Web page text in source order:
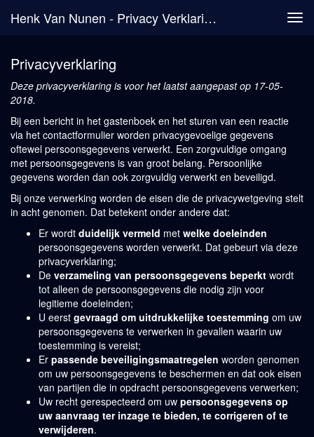
Henk Van Nunen - Privacy Verklaring
Privacyverklaring
Deze privacyverklaring is voor het laatst aangepast op 17-05-
2018.
Bij een bericht in het gastenboek en het sturen van een reactie
via het contactformulier worden privacygevoelige gegevens
oftewel persoonsgegevens verwerkt. Een zorgvuldige omgang
met persoonsgegevens is van groot belang. Persoonlijke
gegevens worden dan ook zorgvuldig verwerkt en beveiligd.
Bij onze verwerking worden de eisen die de privacywetgeving stelt
in acht genomen. Dat betekent onder andere dat:
Er wordt duidelijk vermeld met welke doeleinden
persoonsgegevens worden verwerkt. Dat gebeurt via deze
privacyverklaring;
De verzameling van persoonsgegevens beperkt wordt
tot alleen de persoonsgegevens die nodig zijn voor
legitieme doeleinden;
U eerst gevraagd om uitdrukkelijke toestemming om uw
persoonsgegevens te verwerken in gevallen waarin uw
toestemming is vereist;
Er passende beveiligingsmaatregelen worden genomen
om uw persoonsgegevens te beschermen en dat ook eisen
van partijen die in opdracht persoonsgegevens verwerken;
Uw recht gerespecteerd om uw persoonsgegevens op
uw aanvraag ter inzage te bieden, te corrigeren of te
verwijderen.